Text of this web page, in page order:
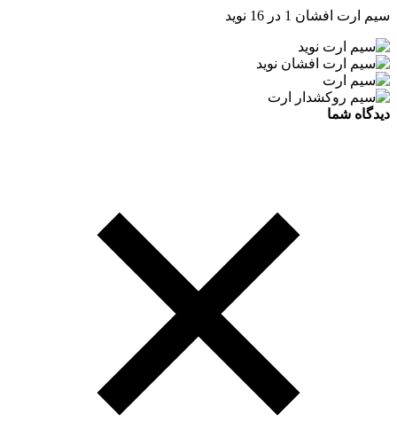
سیم ارت افشان 1 در 16 نوید
دیدگاه شما